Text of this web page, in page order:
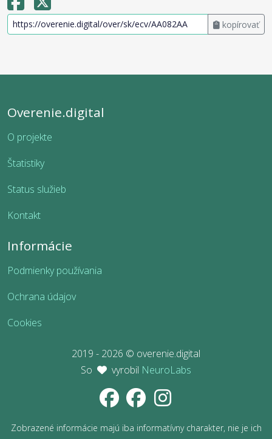
kopírovať
Overenie.digital
O projekte
Štatistiky
Status služieb
Kontakt
Informácie
Podmienky používania
Ochrana údajov
Cookies
2019 - 2026 © overenie.digital
So
vyrobil NeuroLabs
Zobrazené informácie majú iba informatívny charakter, nie je ich